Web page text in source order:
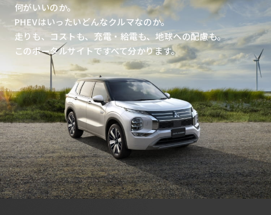
何がいいのか。
PHEVはいったいどんなクルマなのか。
走りも、コストも、充電・給電も、地球への配慮も。
このポータルサイトですべて分かります。
PHEVは未来の地球の
ことも考えている
バッテリーの電気は
貯めたり、使ったり
#私のPHEVライフ
クルマで、防災準備を
する時代。
まずはPHEVを体験
PHEVをもっと見る